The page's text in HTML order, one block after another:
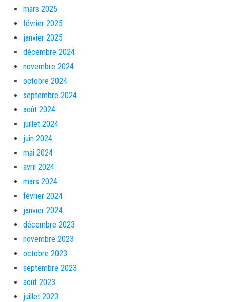
mars 2025
février 2025
janvier 2025
décembre 2024
novembre 2024
octobre 2024
septembre 2024
août 2024
juillet 2024
juin 2024
mai 2024
avril 2024
mars 2024
février 2024
janvier 2024
décembre 2023
novembre 2023
octobre 2023
septembre 2023
août 2023
juillet 2023